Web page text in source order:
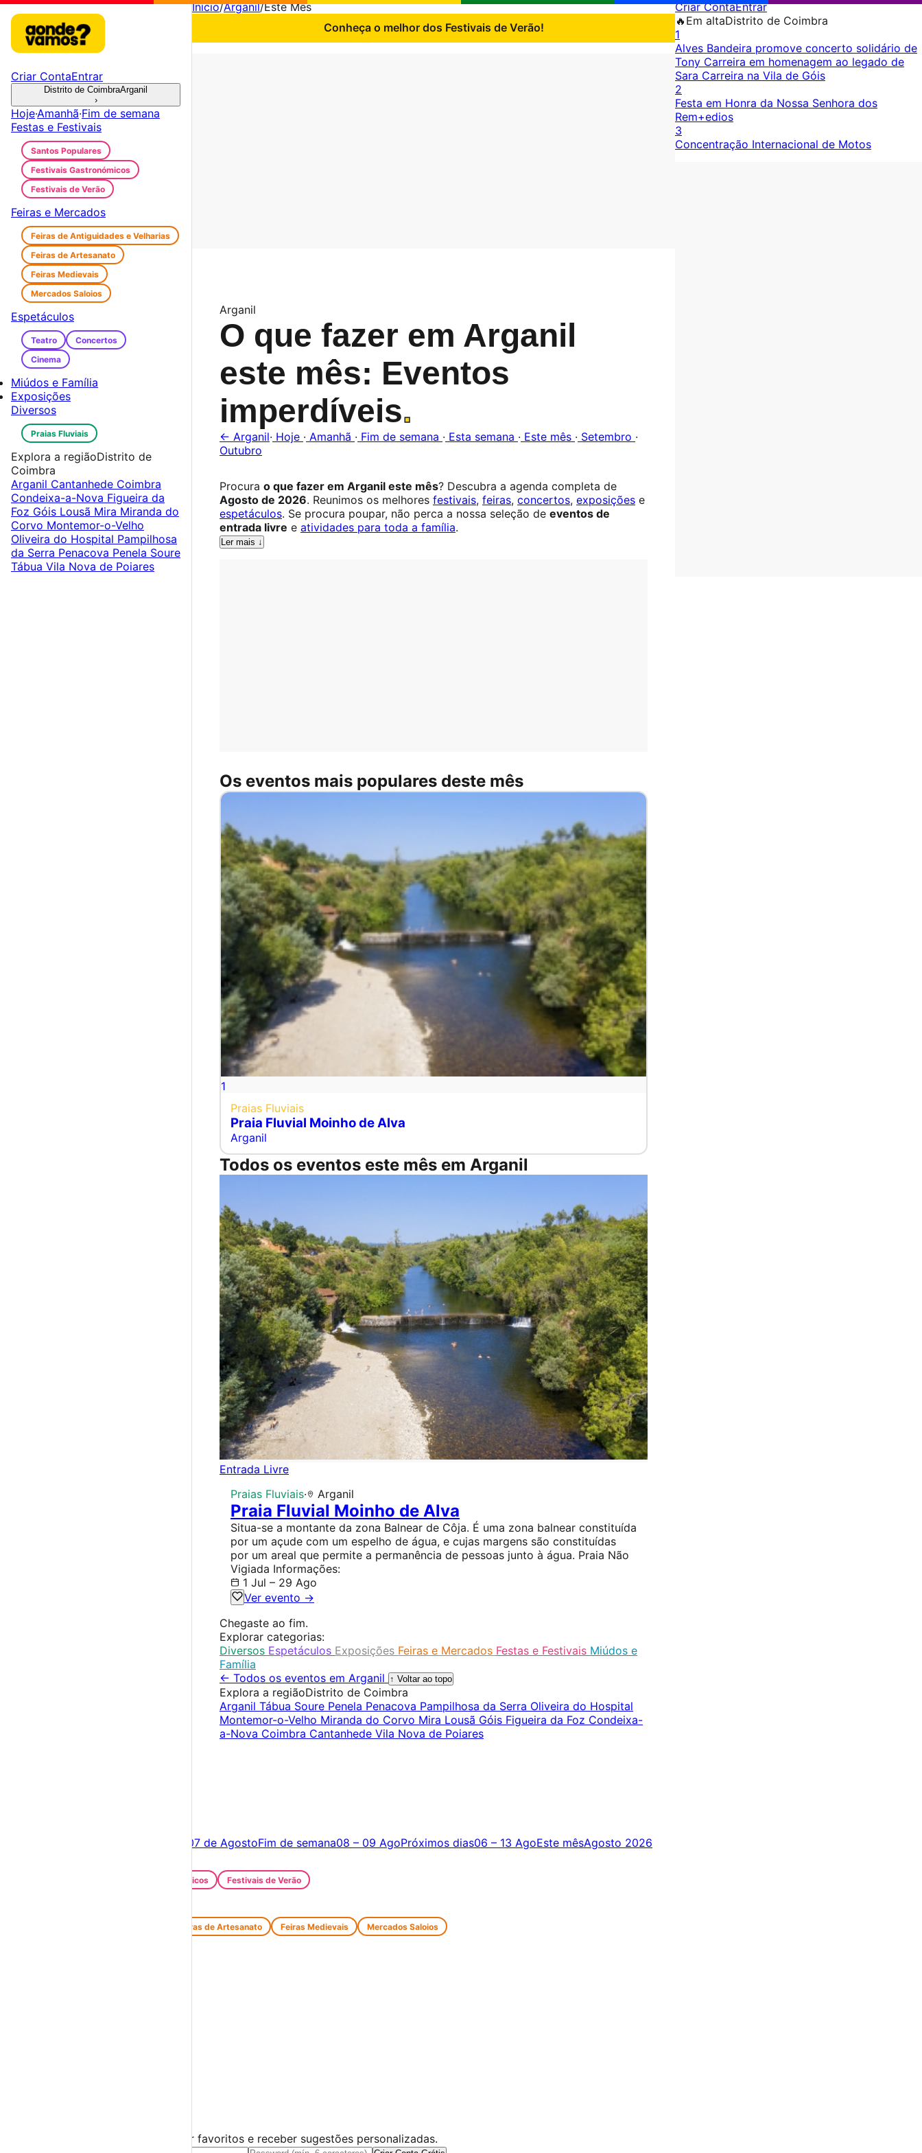
Início/Arganil/Este Mês
Conheça o melhor dos Festivais de Verão!
Arganil
O que fazer em Arganil
este mês: Eventos
imperdíveis.
← Arganil· Hoje · Amanhã · Fim de semana · Esta semana · Este mês · Setembro ·
Outubro
Procura o que fazer em Arganil este mês? Descubra a agenda completa de
Agosto de 2026. Reunimos os melhores festivais, feiras, concertos, exposições e
espetáculos. Se procura poupar, não perca a nossa seleção de eventos de
entrada livre e atividades para toda a família.
Ler mais ↓
Os eventos mais populares deste mês
1
Praias Fluviais
Praia Fluvial Moinho de Alva
Arganil
Todos os eventos este mês em Arganil
Entrada Livre
Praias Fluviais· Arganil
Praia Fluvial Moinho de Alva
Situa-se a montante da zona Balnear de Côja. É uma zona balnear constituída
por um açude com um espelho de água, e cujas margens são constituídas
por um areal que permite a permanência de pessoas junto à água. Praia Não
Vigiada Informações:
1 Jul – 29 Ago
Ver evento →
Chegaste ao fim.
Explorar categorias:
Diversos Espetáculos Exposições Feiras e Mercados Festas e Festivais Miúdos e
Família
← Todos os eventos em Arganil ↑ Voltar ao topo
Explora a regiãoDistrito de Coimbra
Arganil Tábua Soure Penela Penacova Pampilhosa da Serra Oliveira do Hospital
Montemor-o-Velho Miranda do Corvo Mira Lousã Góis Figueira da Foz Condeixa-
a-Nova Coimbra Cantanhede Vila Nova de Poiares
Criar ContaEntrar
🔥 Em altaDistrito de Coimbra
1
Alves Bandeira promove concerto solidário de
Tony Carreira em homenagem ao legado de
Sara Carreira na Vila de Góis
2
Festa em Honra da Nossa Senhora dos
Rem+edios
3
Concentração Internacional de Motos
Criar ContaEntrar
Distrito de CoimbraArganil
›
Hoje·Amanhã·Fim de semana
Festas e Festivais
Santos Populares
Festivais Gastronómicos
Festivais de Verão
Feiras e Mercados
Feiras de Antiguidades e Velharias
Feiras de Artesanato
Feiras Medievais
Mercados Saloios
Espetáculos
Teatro
Concertos
Cinema
Miúdos e Família
Exposições
Diversos
Praias Fluviais
Explora a regiãoDistrito de
Coimbra
Arganil Cantanhede Coimbra
Condeixa-a-Nova Figueira da
Foz Góis Lousã Mira Miranda do
Corvo Montemor-o-Velho
Oliveira do Hospital Pampilhosa
da Serra Penacova Penela Soure
Tábua Vila Nova de Poiares
07 de AgostoFim de semana08 – 09 AgoPróximos dias06 – 13 AgoEste mêsAgosto 2026
Festivais Gastronómicos Festivais de Verão
Feiras de Artesanato Feiras Medievais Mercados Saloios
Cria uma conta gratuita para guardar favoritos e receber sugestões personalizadas.